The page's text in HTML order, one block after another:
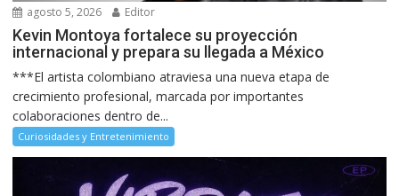
agosto 5, 2026 Editor
Kevin Montoya fortalece su proyección
internacional y prepara su llegada a México
***El artista colombiano atraviesa una nueva etapa de
crecimiento profesional, marcada por importantes
colaboraciones dentro de...
Curiosidades y Entretenimiento